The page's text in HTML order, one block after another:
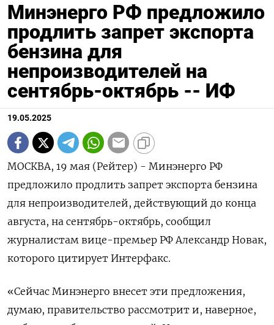
Минэнерго РФ предложило
продлить запрет экспорта
бензина для
непроизводителей на
сентябрь-октябрь -- ИФ
19.05.2025
МОСКВА, 19 мая (Рейтер) - Минэнерго РФ
предложило продлить запрет экспорта бензина
для непроизводителей, действующий до конца
августа, на сентябрь-октябрь, сообщил
журналистам вице-премьер РФ Александр Новак,
которого цитирует Интерфакс.
«Сейчас Минэнерго внесет эти предложения,
думаю, правительство рассмотрит и, наверное,